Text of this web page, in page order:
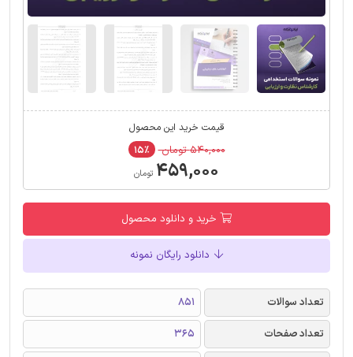
قیمت خرید این محصول
۵۴۰,۰۰۰ تومان ۱۵٪
۴۵۹,۰۰۰ تومان
خرید و دانلود محصول
دانلود رایگان نمونه
تعداد سوالات
851
تعداد صفحات
365